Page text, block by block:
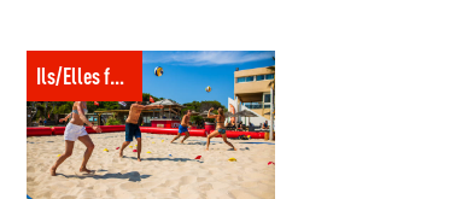
Cet été, allume la flamme qui est
en toi !
Ils/Elles font l'UCPA